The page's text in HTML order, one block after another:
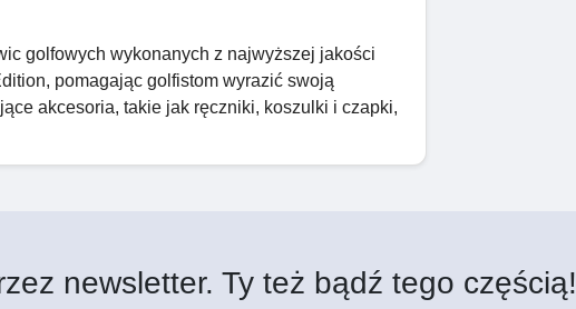
golfowych wykonanych z najwyższej jakości
pomagając golfistom wyrazić swoją
akcesoria, takie jak ręczniki, koszulki i czapki,
newsletter. Ty też bądź tego częścią!